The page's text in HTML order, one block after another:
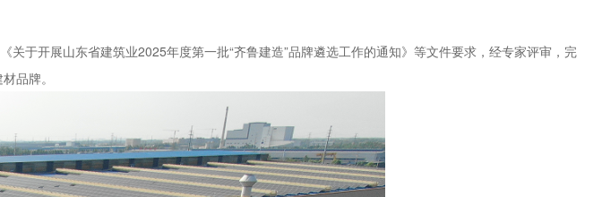
于开展山东省建筑业2025年度第一批“齐鲁建造”品牌遴选工作的通知》等文件要求，经专家评审，完
品牌。